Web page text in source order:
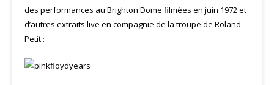
des performances au Brighton Dome filmées en juin 1972 et
d’autres extraits live en compagnie de la troupe de Roland
Petit :